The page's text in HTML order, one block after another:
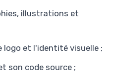
illustrations et
logo et l'identité visuelle ;
son code source ;